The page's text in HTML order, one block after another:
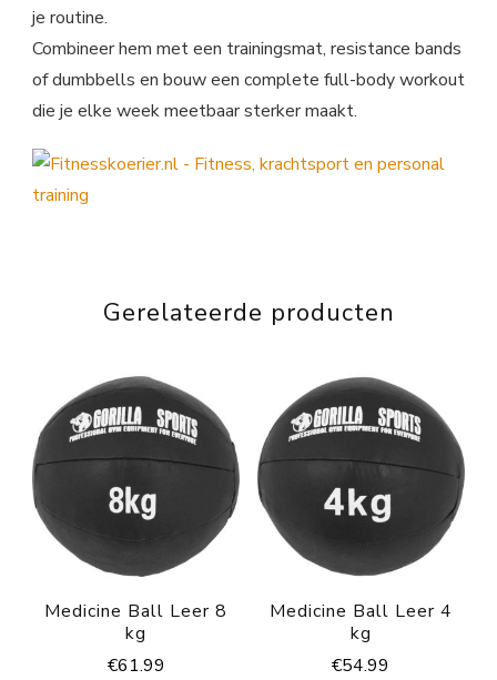
je routine.
Combineer hem met een trainingsmat, resistance bands
of dumbbells en bouw een complete full-body workout
die je elke week meetbaar sterker maakt.
Gerelateerde producten
Medicine Ball Leer 8
kg
€61.99
Medicine Ball Leer 4
kg
€54.99